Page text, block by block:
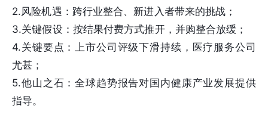
2.风险机遇：跨行业整合、新进入者带来的挑战；
3.关键假设：按结果付费方式推开，并购整合放缓；
4.关键要点：上市公司评级下滑持续，医疗服务公司
尤甚；
5.他山之石：全球趋势报告对国内健康产业发展提供
指导。